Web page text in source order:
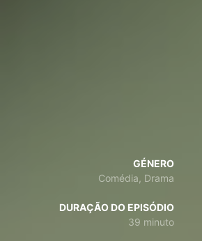
GÉNERO
Comédia, Drama
DURAÇÃO DO EPISÓDIO
39 minuto